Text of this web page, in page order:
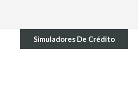
Simuladores De Crédito